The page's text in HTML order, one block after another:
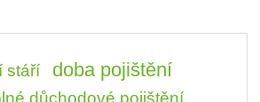
stáří doba pojištění
důchodové pojištění